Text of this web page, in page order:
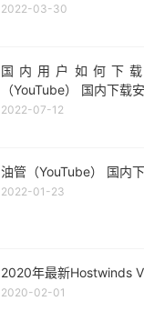
2022-03-30
国内用户如何下
（YouTube） 国内下载
2022-07-12
油管（YouTube） 国内
2022-01-23
2020年最新Hostwinds
2020-02-01